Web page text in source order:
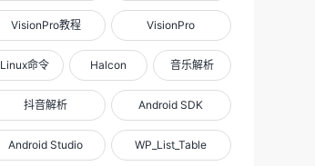
VisionPro教程 VisionPro
Linux命令 Halcon 音乐解析
抖音解析 Android SDK
Android Studio WP_List_Table